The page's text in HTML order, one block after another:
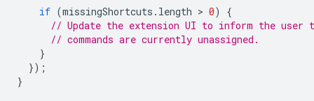
if (missingShortcuts . length > 0)
{
// Update the extension UI to inform the user
// commands are currently unassigned.
}
});
}